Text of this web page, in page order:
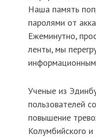
Наша память
паролями от
Ежеминутно,
ленты, мы
Ученые из
пользователей
повышение
Колумбийского и